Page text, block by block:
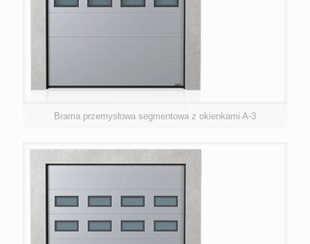
Brama przemysłowa segmentowa z okienkami A-3